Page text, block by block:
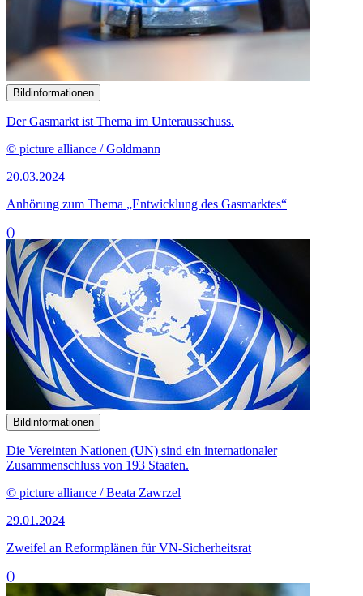
Bildinformationen
Der Gasmarkt ist Thema im Unterausschuss.
© picture alliance / Goldmann
20.03.2024
Anhörung zum Thema „Entwicklung des Gasmarktes“
()
Bildinformationen
Die Vereinten Nationen (UN) sind ein internationaler
Zusammenschluss von 193 Staaten.
© picture alliance / Beata Zawrzel
29.01.2024
Zweifel an Reformplänen für VN-Sicherheitsrat
()